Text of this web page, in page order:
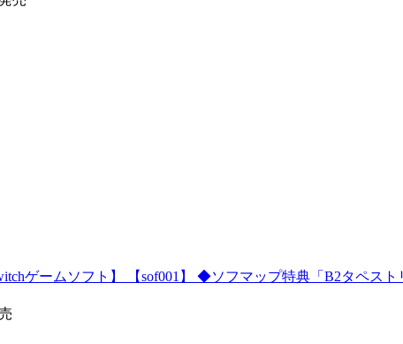
ゲームソフト】 【sof001】 ◆ソフマップ特典「B2タペスト